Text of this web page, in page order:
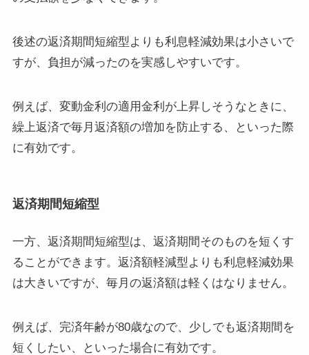
後述の返済期間短縮型よりも利息軽減効果は小さいで
すが、負担が減ったのを実感しやすいです。
例えば、変動金利の適用金利が上昇しそうなときに、
繰上返済で毎月返済額の増加を防止する、といった際
に有効です。
返済期間短縮型
一方、返済期間短縮型は、返済期間そのものを短くす
ることができます。返済額軽減型よりも利息軽減効果
は大きいですが、毎月の返済額は軽くはなりません。
例えば、完済年齢が80歳なので、少しでも返済期間を
短くしたい、といった場合に有効です。